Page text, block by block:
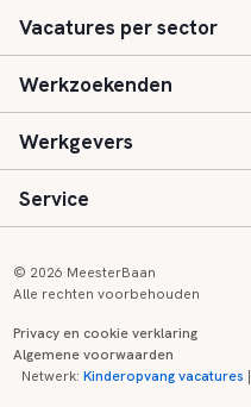
Vacatures per sector
Basisonderwijs
Speciaal (basis) onderwijs
Voortgezet onderwijs
Kinderopvang
Werkzoekenden
Aanmelden
Vacatures
Zij-instroom informatie
Werkgevers
Inloggen
Registreren
Service
Onderwijs links
© 2026 MeesterBaan
Alle rechten voorbehouden
Privacy en cookie verklaring
Algemene voorwaarden
Netwerk:Kinderopvang vacatures |